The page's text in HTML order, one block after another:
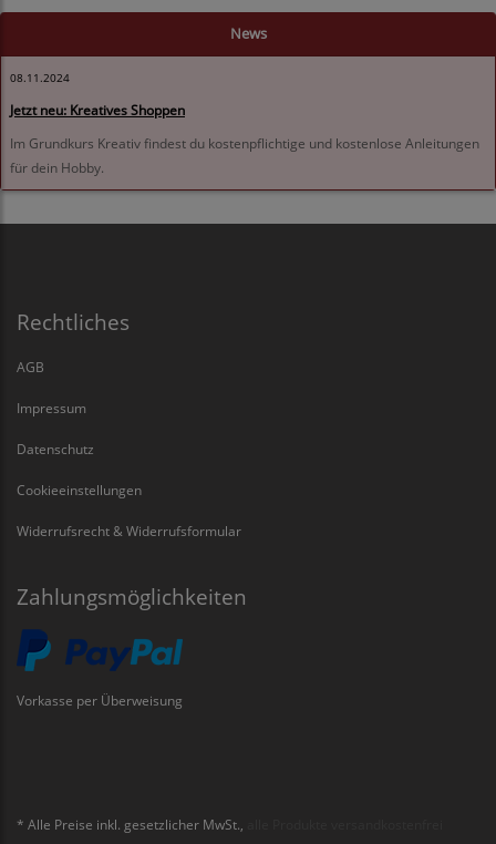
News
08.11.2024
Jetzt neu: Kreatives Shoppen
Im Grundkurs Kreativ findest du kostenpflichtige und kostenlose Anleitungen
für dein Hobby.
Rechtliches
AGB
Impressum
Datenschutz
Cookieeinstellungen
Widerrufsrecht & Widerrufsformular
Zahlungsmöglichkeiten
Vorkasse per Überweisung
* Alle Preise inkl. gesetzlicher MwSt.,